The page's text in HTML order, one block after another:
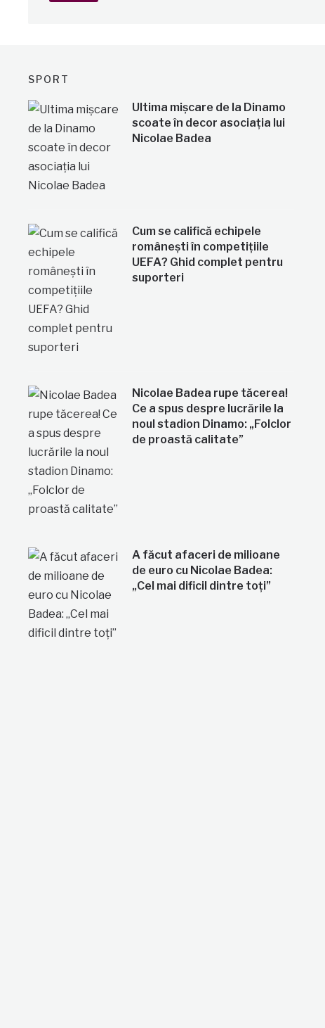
SPORT
Ultima mișcare de la Dinamo
scoate în decor asociația lui
Nicolae Badea
Cum se califică echipele
românești în competițiile
UEFA? Ghid complet pentru
suporteri
Nicolae Badea rupe tăcerea!
Ce a spus despre lucrările la
noul stadion Dinamo: „Folclor
de proastă calitate”
A făcut afaceri de milioane
de euro cu Nicolae Badea:
„Cel mai dificil dintre toți”